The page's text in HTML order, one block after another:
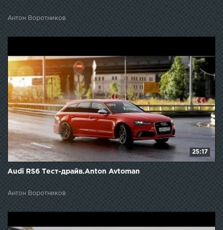
Антон Воротников
25:17
Audi RS6 Тест-драйв.Anton Avtoman
Антон Воротников